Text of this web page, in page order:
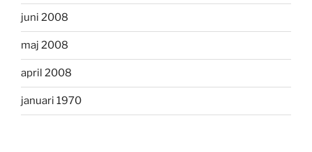
juni 2008
maj 2008
april 2008
januari 1970